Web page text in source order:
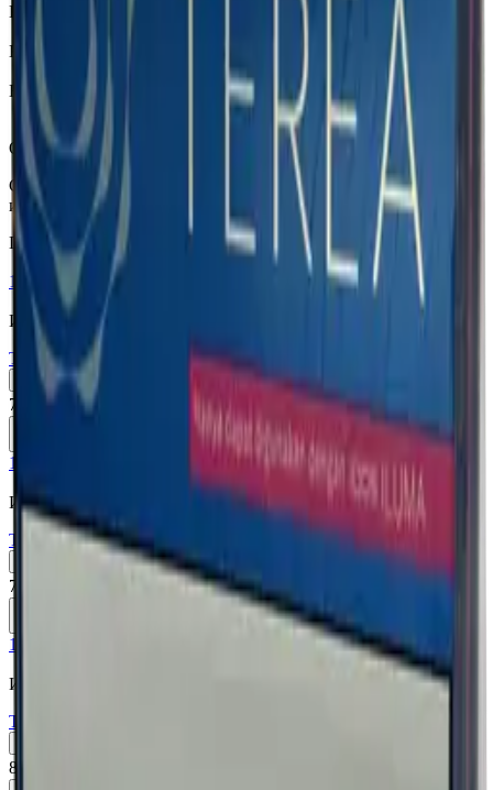
Крепость
Капсула
Вкусы
Фруктовый вкус, Ментол
Описание
Стики TEREA Emerald Edition для IQOS ILUMA — древесные
и пряные ноты с ароматом зеленых фруктов.
Похожие товары
18+ Мне исполнилось 18 лет
Индонезия (ID)
Terea Green ID
Пачка Блок×10
760 ₽
18+
Индонезия (ID)
Terea Black Green ID
Блок×10
760 ₽
18+
Индонезия (ID)
Terea Apricity ID
810 ₽